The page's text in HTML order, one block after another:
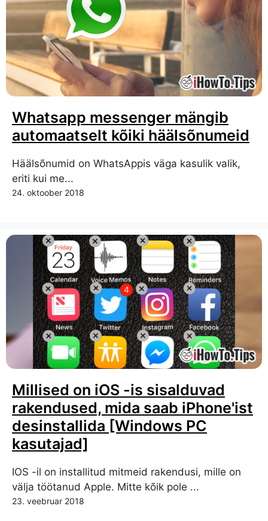
Whatsapp messenger mängib
automaatselt kõiki häälsõnumeid
Häälsõnumid on WhatsAppis väga kasulik valik,
eriti kui me...
24. oktoober 2018
Millised on iOS -is sisalduvad
rakendused, mida saab iPhone'ist
desinstallida [Windows PC
kasutajad]
IOS -il on installitud mitmeid rakendusi, mille on
välja töötanud Apple. Mitte kõik pole ...
23. veebruar 2018